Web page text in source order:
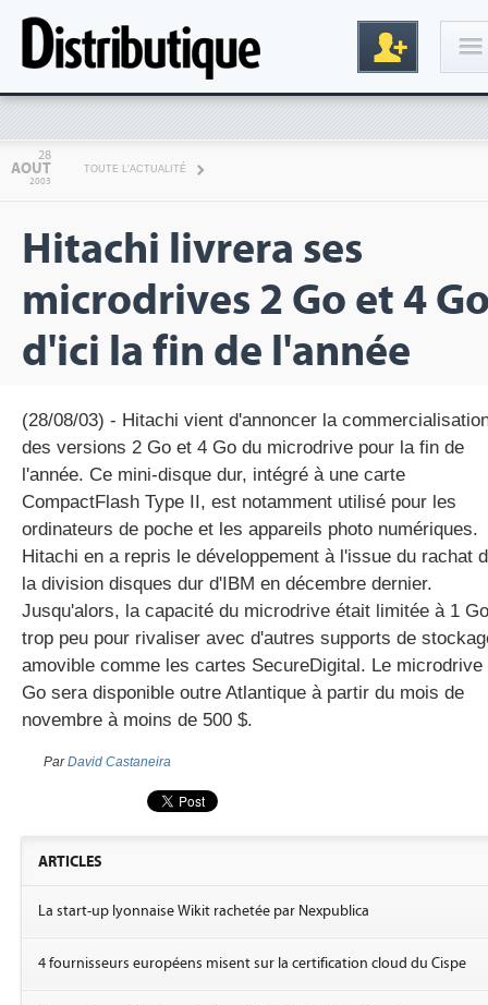
Inscription
gratuite
28
AOUT
2003
TOUTE L'ACTUALITÉ
Hitachi livrera ses
microdrives 2 Go et 4
d'ici la fin de l'année
(28/08/03) - Hitachi vient d'annoncer la
des versions 2 Go et 4 Go du microdrive pour la fin de
l'année. Ce mini-disque dur, intégré à une carte
CompactFlash Type II, est notamment utilisé pour les
ordinateurs de poche et les appareils photo numériques.
Hitachi en a repris le développement à l'issue du rachat
la division disques dur d'IBM en décembre dernier.
Jusqu'alors, la capacité du microdrive était limitée à 1
trop peu pour rivaliser avec d'autres supports de
amovible comme les cartes SecureDigital. Le microdrive
Go sera disponible outre Atlantique à partir du mois de
novembre à moins de 500 $.
ParDavid Castaneira
ARTICLES
La start-up lyonnaise Wikit rachetée par Nexpublica
4 fournisseurs européens misent sur la certification cloud du Cispe